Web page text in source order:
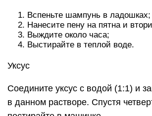
Вспеньте шампунь в ладошках;
Нанесите пену на пятна и
Выждите около часа;
Выстирайте в теплой воде.
Уксус
Соедините уксус с водой (1:1) и
в данном растворе. Спустя